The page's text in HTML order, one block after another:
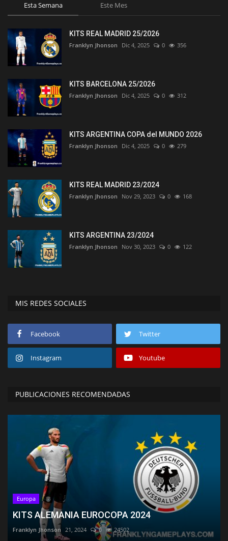
Esta Semana Este Mes
KITS REAL MADRID 25/2026
Franklyn Jhonson Dic 4, 2025 0 356
KITS BARCELONA 25/2026
Franklyn Jhonson Dic 4, 2025 0 312
KITS ARGENTINA COPA del MUNDO 2026
Franklyn Jhonson Dic 4, 2025 0 279
KITS REAL MADRID 23/2024
Franklyn Jhonson Nov 29, 2023 0 168
KITS ARGENTINA 23/2024
Franklyn Jhonson Nov 30, 2023 0 122
MIS REDES SOCIALES
Facebook Twitter
Instagram Youtube
PUBLICACIONES RECOMENDADAS
Europa
KITS ALEMANIA EUROCOPA 2024
Franklyn Jhonson 21, 2024 0 24502